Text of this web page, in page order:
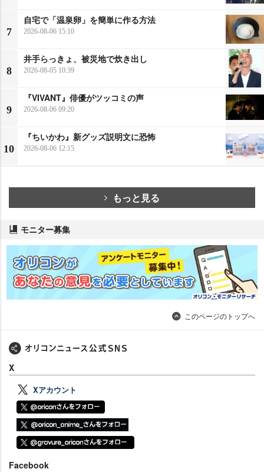
7
自宅で「温泉卵」を簡単に作る方法
2026-08-06 15:10
8
井手らっきょ、被災地で炊き出し
2026-08-05 10:39
9
『VIVANT』俳優がツッコミの声
2026-08-06 09:20
10
『ちいかわ』新グッズ説明文に恐怖
2026-08-06 12:15
もっと見る
モニター募集
このページのトップへ
X
Xアカウント
Facebook